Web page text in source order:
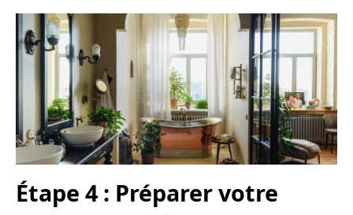
Étape 4 : Préparer votre